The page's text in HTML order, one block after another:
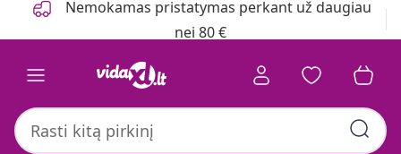
Nemokamas pristatymas perkant už daugiau
nei 80 €